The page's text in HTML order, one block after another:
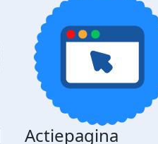
Actiepagina